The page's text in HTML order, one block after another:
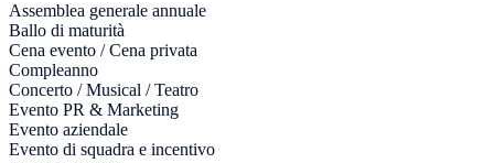
Assemblea generale annuale
Ballo di maturità
Cena evento / Cena privata
Compleanno
Concerto / Musical / Teatro
Evento PR & Marketing
Evento aziendale
Evento di squadra e incentivo